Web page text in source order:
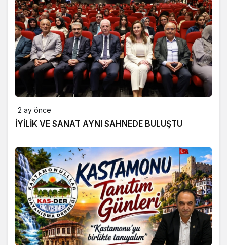
2 ay önce
İYİLİK VE SANAT AYNI SAHNEDE BULUŞTU